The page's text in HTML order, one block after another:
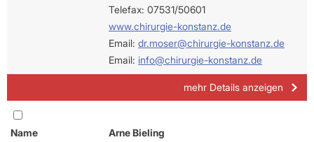
Telefax: 07531/50601
www.chirurgie-konstanz.de
Email: dr.moser@chirurgie-konstanz.de
Email: info@chirurgie-konstanz.de
mehr Details anzeigen
Name Arne Bieling